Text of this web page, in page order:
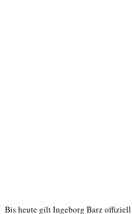
Bis heute gilt Ingeborg Barz